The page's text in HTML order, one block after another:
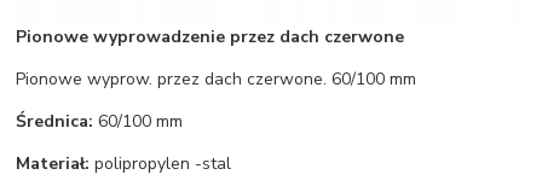
Pionowe wyprowadzenie przez dach czerwone
Pionowe wyprow. przez dach czerwone. 60/100 mm
Średnica: 60/100 mm
Materiał: polipropylen -stal